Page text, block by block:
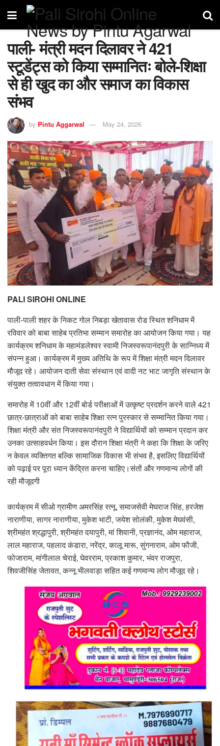
पाली- मंत्री मदन दिलावर ने 421
स्टूडेंट्स को किया सम्मानितः बोले-शिक्षा
से ही खुद का और समाज का विकास
संभव
by Pintu Aggarwal May 24, 2026
PALI SIROHI ONLINE
पाली-पाली शहर के निकट गोल निबड़ा खेतावास रोड स्थित शनिधाम में
रविवार को बाबा साहेब प्रतिभा सम्मान समारोह का आयोजन किया गया। यह
कार्यक्रम शनिधाम के महामंडलेश्वर स्वामी निजस्वरूपानंदपुरी के सान्निध्य में
संपन्न हुआ। कार्यक्रम में मुख्य अतिथि के रूप में शिक्षा मंत्री मदन दिलावर
मौजूद रहे। आयोजन दाती सेवा संस्थान एवं वादी नट भाट जागृति संस्थान के
संयुक्त तत्वावधान में किया गया।
समारोह में 10वीं और 12वीं बोर्ड परीक्षाओं में उत्कृष्ट प्रदर्शन करने वाले 421
छात्र-छात्राओं को बाबा साहेब शिक्षा रत्न पुरस्कार से सम्मानित किया गया।
शिक्षा मंत्री और संत निजस्वरूपानंदपुरी ने विद्यार्थियों को सम्मान प्रदान कर
उनका उत्साहवर्धन किया। इस दौरान शिक्षा मंत्री ने कहा कि शिक्षा के जरिए
न केवल व्यक्तिगत बल्कि सामाजिक विकास भी संभव है, इसलिए विद्यार्थियों
को पढ़ाई पर पूरा ध्यान केंद्रित करना चाहिए।संतों और गणमान्य लोगों की
रही मौजूदगी
कार्यक्रम में सीओ ग्रामीण अमरसिंह रत्नू, समाजसेवी मेघराज सिंह, हरजेश
नाराणीया, सागर नाराणीया, मुकेश भाटी, जयेश सोलंकी, मुकेश मेघवंसी,
श्रीमहंत श्रद्धापुरी, श्रीमहंत दयापुरी, मां शिवानी, प्रज्ञानंद, ओम महाराज,
लाल महाराज, पहलाद कंडारा, नरेंद्र, कालू मारू, सुंगनाराम, ओम फौजी,
फोजाराम, मांगीलाल चेराई, घेवरराम, प्रकाश कुमार, भंवर राजपुरा,
शिवजीसिंह जेतावत, कन्नू भीलवाड़ा सहित कई गणमान्य लोग मौजूद रहे।